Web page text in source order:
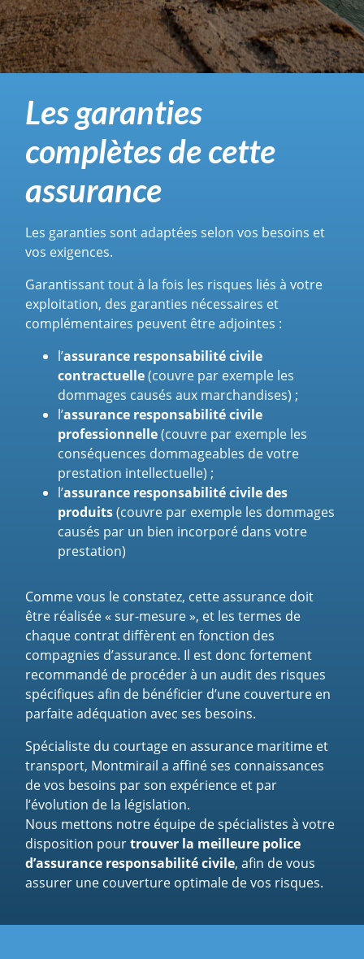
Les garanties
complètes de cette
assurance
Les garanties sont adaptées selon vos besoins et
vos exigences.
Garantissant tout à la fois les risques liés à votre
exploitation, des garanties nécessaires et
complémentaires peuvent être adjointes :
l’assurance responsabilité civile
contractuelle(couvre par exemple les
dommages causés aux marchandises) ;
l’assurance responsabilité civile
professionnelle(couvre par exemple les
conséquences dommageables de votre
prestation intellectuelle) ;
l’assurance responsabilité civile des
produits(couvre par exemple les dommages
causés par un bien incorporé dans votre
prestation)
Comme vous le constatez, cette assurance doit
être réalisée « sur-mesure », et les termes de
chaque contrat diffèrent en fonction des
compagnies d’assurance. Il est donc fortement
recommandé de procéder à un audit des risques
spécifiques afin de bénéficier d’une couverture en
parfaite adéquation avec ses besoins.
Spécialiste du courtage en assurance maritime et
transport, Montmirail a affiné ses connaissances
de vos besoins par son expérience et par
l’évolution de la législation.
Nous mettons notre équipe de spécialistes à votre
disposition pourtrouver la meilleure police
d’assurance responsabilité civile, afin de vous
assurer une couverture optimale de vos risques.